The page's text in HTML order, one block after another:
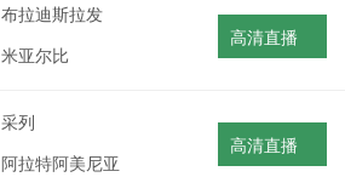
布拉迪斯拉发
米亚尔比
高清直播
采列
阿拉特阿美尼亚
高清直播